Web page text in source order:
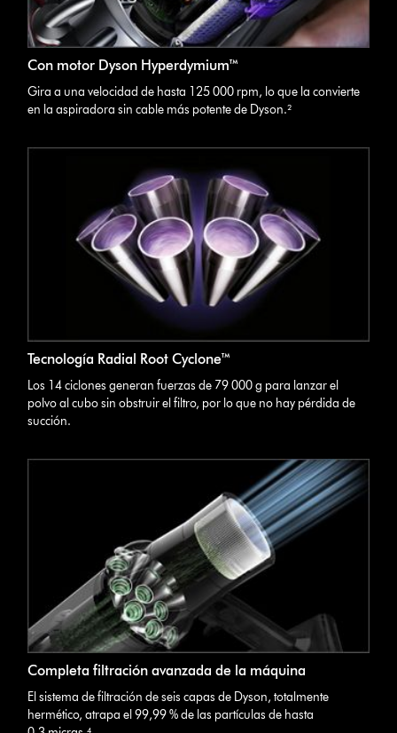
Con motor Dyson Hyperdymium™
Gira a una velocidad de hasta 125 000 rpm, lo que la convierte
en la aspiradora sin cable más potente de Dyson.²
Tecnología Radial Root Cyclone™
Los 14 ciclones generan fuerzas de 79 000 g para lanzar el
polvo al cubo sin obstruir el filtro, por lo que no hay pérdida de
succión.
Completa filtración avanzada de la máquina
El sistema de filtración de seis capas de Dyson, totalmente
hermético, atrapa el 99,99 % de las partículas de hasta